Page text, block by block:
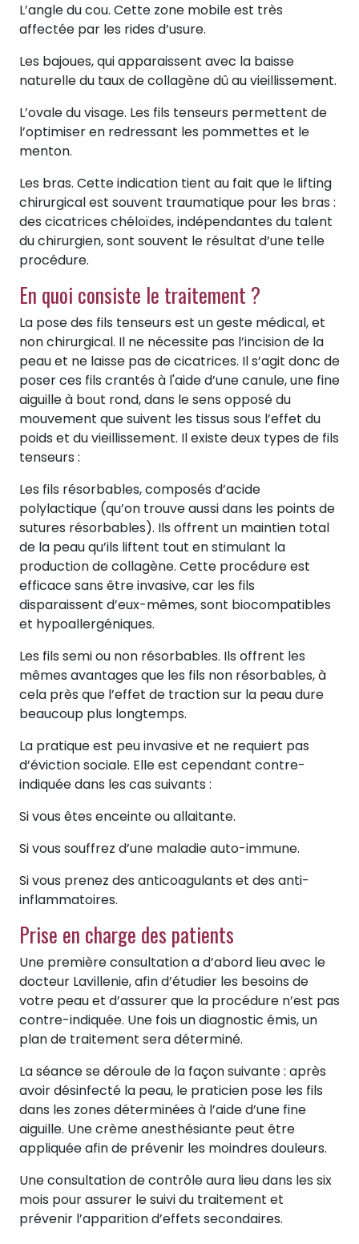
L’angle du cou. Cette zone mobile est très
affectée par les rides d’usure.
Les bajoues, qui apparaissent avec la baisse
naturelle du taux de collagène dû au vieillissement.
L’ovale du visage. Les fils tenseurs permettent de
l’optimiser en redressant les pommettes et le
menton.
Les bras. Cette indication tient au fait que le lifting
chirurgical est souvent traumatique pour les bras :
des cicatrices chéloïdes, indépendantes du talent
du chirurgien, sont souvent le résultat d’une telle
procédure.
En quoi consiste le traitement ?
La pose des fils tenseurs est un geste médical, et
non chirurgical. Il ne nécessite pas l’incision de la
peau et ne laisse pas de cicatrices. Il s’agit donc de
poser ces fils crantés à l'aide d’une canule, une fine
aiguille à bout rond, dans le sens opposé du
mouvement que suivent les tissus sous l’effet du
poids et du vieillissement. Il existe deux types de fils
tenseurs :
Les fils résorbables, composés d’acide
polylactique (qu’on trouve aussi dans les points de
sutures résorbables). Ils offrent un maintien total
de la peau qu’ils liftent tout en stimulant la
production de collagène. Cette procédure est
efficace sans être invasive, car les fils
disparaissent d’eux-mêmes, sont biocompatibles
et hypoallergéniques.
Les fils semi ou non résorbables. Ils offrent les
mêmes avantages que les fils non résorbables, à
cela près que l’effet de traction sur la peau dure
beaucoup plus longtemps.
La pratique est peu invasive et ne requiert pas
d’éviction sociale. Elle est cependant contre-
indiquée dans les cas suivants :
Si vous êtes enceinte ou allaitante.
Si vous souffrez d’une maladie auto-immune.
Si vous prenez des anticoagulants et des anti-
inflammatoires.
Prise en charge des patients
Une première consultation a d’abord lieu avec le
docteur Lavillenie, afin d’étudier les besoins de
votre peau et d’assurer que la procédure n’est pas
contre-indiquée. Une fois un diagnostic émis, un
plan de traitement sera déterminé.
La séance se déroule de la façon suivante : après
avoir désinfecté la peau, le praticien pose les fils
dans les zones déterminées à l’aide d’une fine
aiguille. Une crème anesthésiante peut être
appliquée afin de prévenir les moindres douleurs.
Une consultation de contrôle aura lieu dans les six
mois pour assurer le suivi du traitement et
prévenir l’apparition d’effets secondaires.